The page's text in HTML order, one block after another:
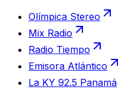
Olímpica Stereo
Mix Radio
Radio Tiempo
Emisora Atlántico
La KY 92.5 Panamá